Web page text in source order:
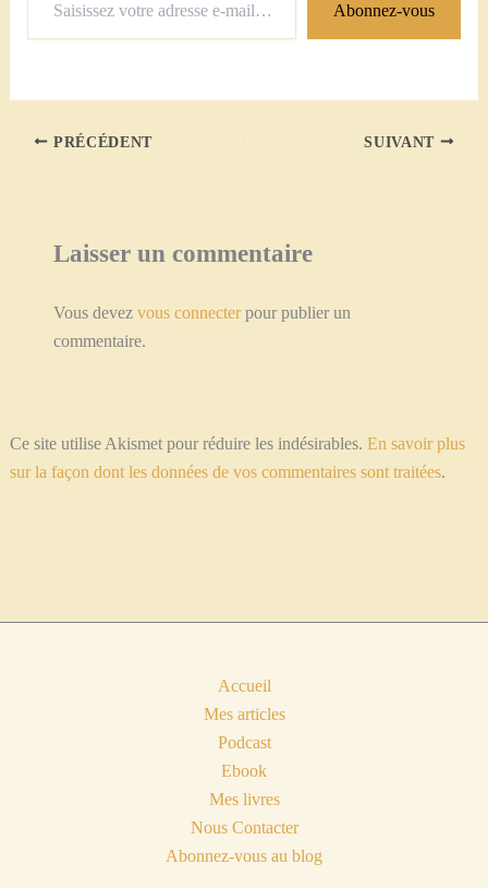
votre
adresse
Abonnez-vous
PRÉCÉDENT SUIVANT
Laisser un commentaire
Vous devez vous connecterpour publier un
commentaire.
Ce site utilise Akismet pour réduire les indésirables. En savoir plus
sur la façon dont les données de vos commentaires sont traitées.
Accueil
Mes articles
Podcast
Ebook
Mes livres
Nous Contacter
Abonnez-vous au blog